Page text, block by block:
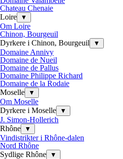
Chateau Chenaie
Loire
▼
Om Loire
Chinon, Bourgeuil
Dyrkere i Chinon, Bourgeuil
▼
Domaine Annivy
Domaine de Nueil
Domaine de Pallus
Domaine Philippe Richard
Domaine de la Rodaie
Moselle
▼
Om Moselle
Dyrkere i Moselle
▼
J. Simon-Hollerich
Rhône
▼
Vindistrikter i Rhône-dalen
Nord Rhône
Sydlige Rhône
▼